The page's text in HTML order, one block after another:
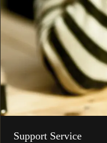
Support Service